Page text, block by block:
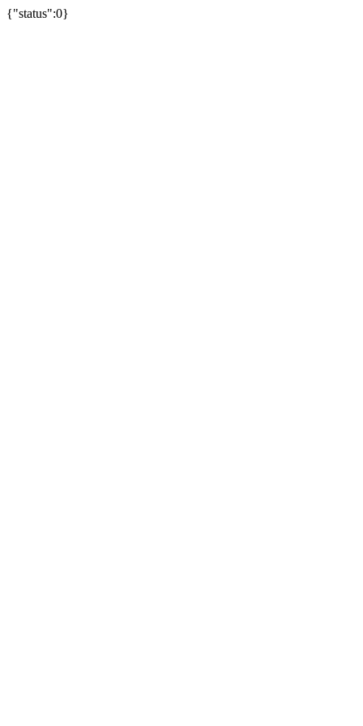
{"status":0}